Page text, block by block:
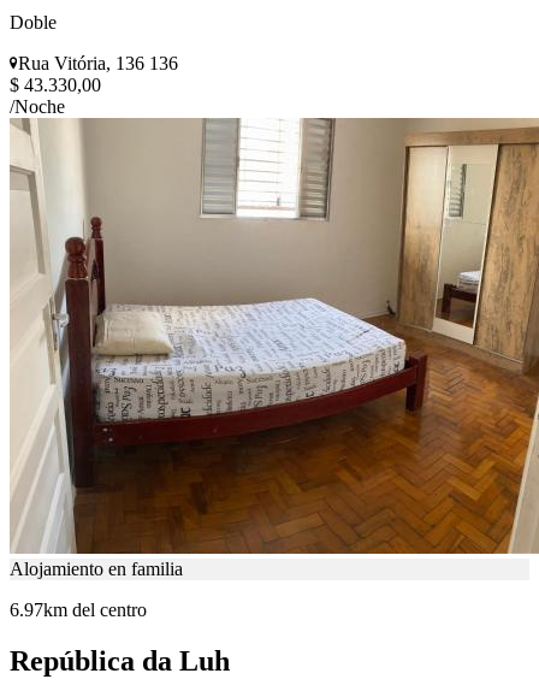
Doble
Rua Vitória, 136 136
$ 43.330,00
/Noche
Alojamiento en familia
6.97km del centro
República da Luh